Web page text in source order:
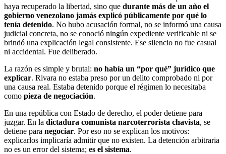
haya recuperado la libertad, sino que durante más de un año el
gobierno venezolano jamás explicó públicamente por qué lo
tenía detenido. No hubo acusación formal, no se informó una causa
judicial concreta, no se conoció ningún expediente verificable ni se
brindó una explicación legal consistente. Ese silencio no fue casual
ni accidental. Fue deliberado.
La razón es simple y brutal: no había un “por qué” jurídico que
explicar. Rivara no estaba preso por un delito comprobado ni por
una causa real. Estaba detenido porque el régimen lo necesitaba
como pieza de negociación.
En una república con Estado de derecho, el poder detiene para
juzgar. En la dictadura comunista narcoterrorista chavista, se
detiene para negociar. Por eso no se explican los motivos:
explicarlos implicaría admitir que no existen. La detención arbitraria
no es un error del sistema; es el sistema.